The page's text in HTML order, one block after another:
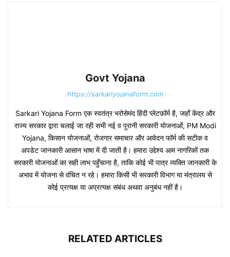
Govt Yojana
https://sarkariyojanaform.com
Sarkari Yojana Form एक स्वतंत्र भरोसेमंद हिंदी प्लेटफ़ॉर्म है, जहाँ केंद्र और
राज्य सरकार द्वारा चलाई जा रही सभी नई व पुरानी सरकारी योजनाओं, PM Modi
Yojana, किसान योजनाओं, रोजगार समाचार और आवेदन फॉर्म की सटीक व
अपडेट जानकारी आसान भाषा में दी जाती है। हमारा उद्देश्य आम नागरिकों तक
सरकारी योजनाओं का सही लाभ पहुँचाना है, ताकि कोई भी पात्र व्यक्ति जानकारी के
अभाव में योजना से वंचित न रहे। हमारा किसी भी सरकारी विभाग या मंत्रालय से
कोई प्रत्यक्ष या अप्रत्यक्ष संबंध अथवा अनुबंध नहीं है।
RELATED ARTICLES